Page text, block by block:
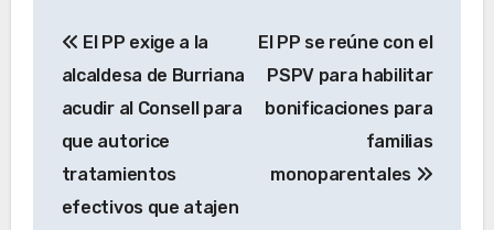
de
entradas
El PP exige a la
alcaldesa de Burriana
acudir al Consell para
que autorice
tratamientos
efectivos que atajen
El PP se reúne con el
PSPV para habilitar
bonificaciones para
familias
monoparentales